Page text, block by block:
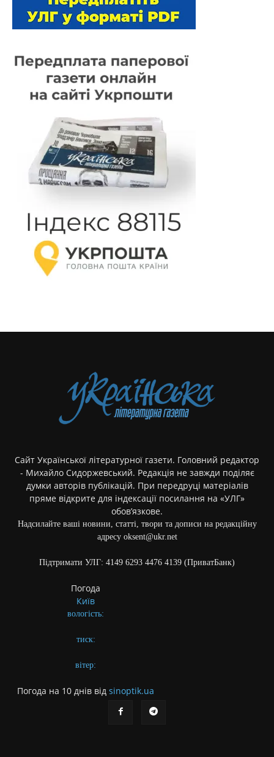
Сайт Української літературної газети. Головний редактор
- Михайло Сидоржевський. Редакція не завжди поділяє
думки авторів публікацій. При передруці матеріалів
пряме відкрите для індексації посилання на «УЛГ»
обов’язкове.
Надсилайте ваші новини, статті, твори та дописи на редакційну
адресу oksent@ukr.net
Підтримати УЛГ: 4149 6293 4476 4139 (ПриватБанк)
Погода
Київ
вологість:
тиск:
вітер:
Погода на 10 днів від sinoptik.ua